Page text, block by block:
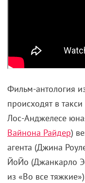
Фильм-антология
происходят в
Лос-Анджелесе
Вайнона Райдер)
агента (Джина
ЙоЙо (Джанкарло
из «Во все